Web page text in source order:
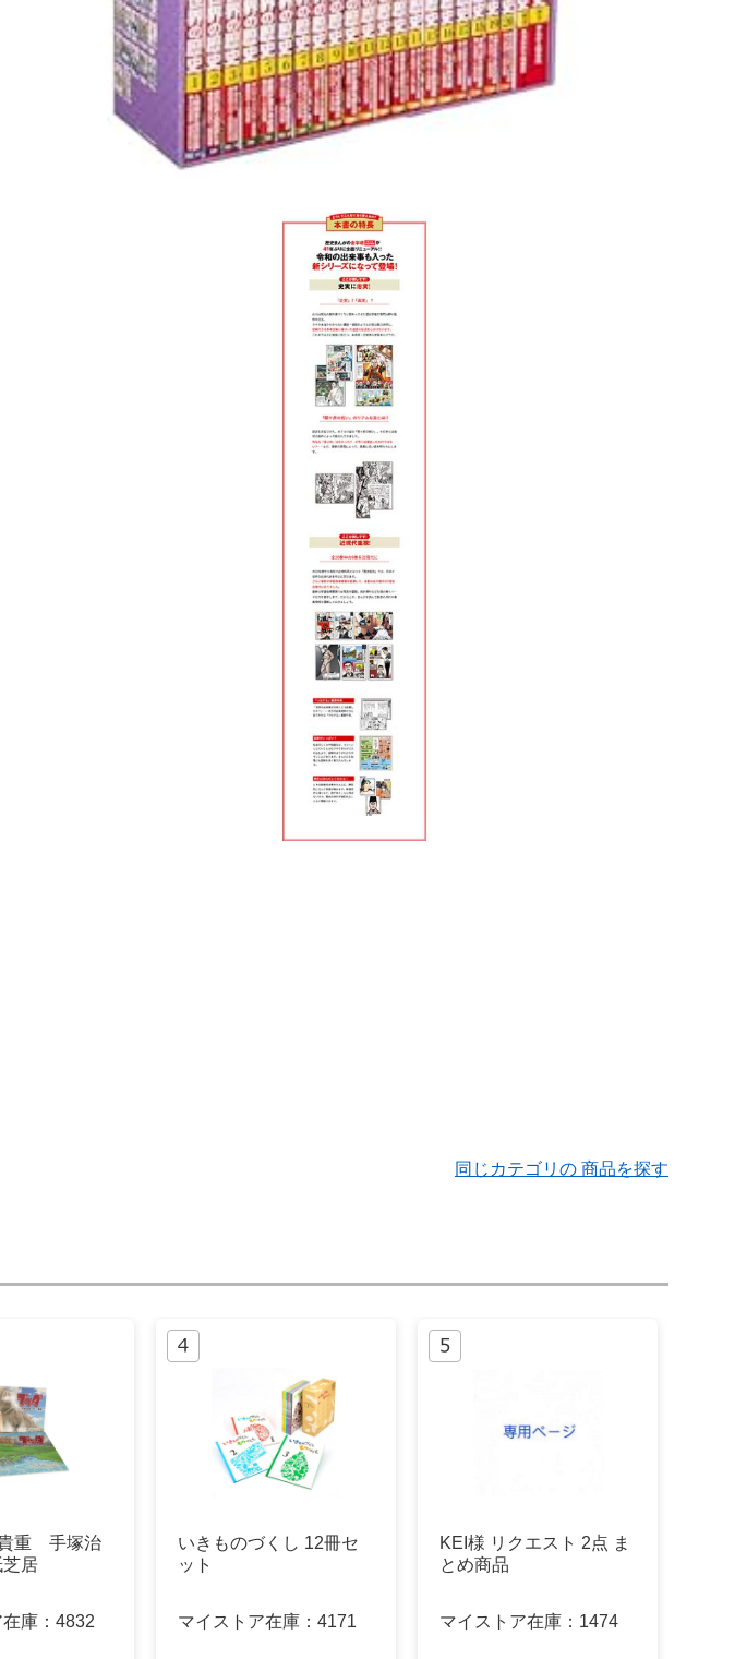
同じカテゴリの 商品を探す
重 手塚治
芝居
庫： 4832
いきものづくし 12冊セ
ット
マイストア在庫： 4171
KEI様 リクエスト 2点 ま
とめ商品
マイストア在庫： 1474